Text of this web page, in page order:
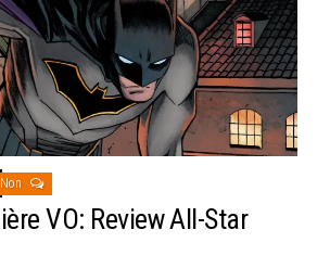
Non
VO: Review All-Star